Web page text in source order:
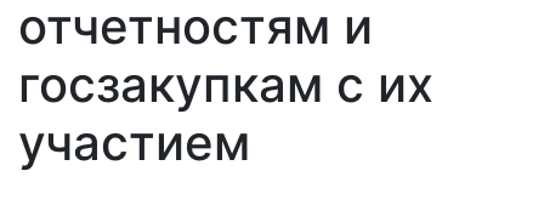
отчетностям и
госзакупкам с их
участием